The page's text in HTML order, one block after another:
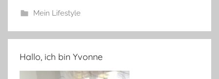
Mein Lifestyle
Hallo, ich bin Yvonne